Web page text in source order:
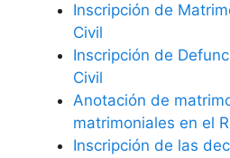
Inscripción de
Civil
Inscripción de
Civil
Anotación de
matrimoniales en el
Inscripción de las